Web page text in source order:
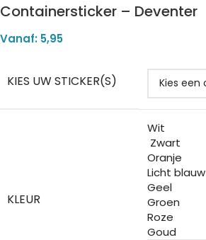
Containersticker – Deventer
Vanaf: 5,95
KIES UW STICKER(S)
KLEUR
Wit
Zwart
Oranje
Licht blauw
Geel
Groen
Roze
Goud